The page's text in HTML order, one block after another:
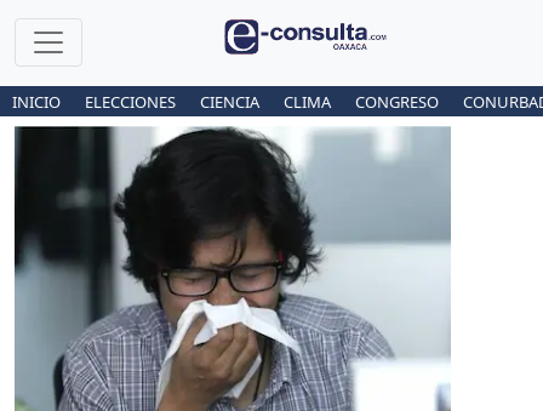
INICIO ELECCIONES CIENCIA CLIMA CONGRESO